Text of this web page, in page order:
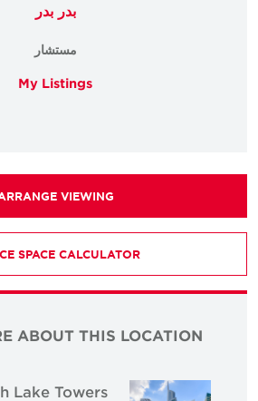
بدر بدر
مستشار
My Listings
ARRANGE VIEWING
SPACE CALCULATOR
ABOUT THIS LOCATION
Lake Towers